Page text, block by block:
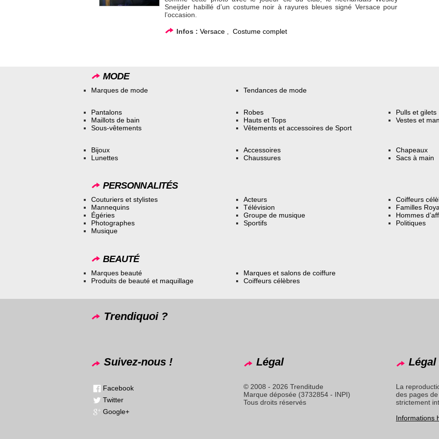
Sneijder habillé d’un costume noir à rayures bleues signé Versace pour
l’occasion.
Infos : Versace ,Costume complet
MODE
Marques de mode Tendances de mode
Pantalons
Maillots de bain
Sous-vêtements
Robes
Hauts et Tops
Vêtements et accessoires de Sport
Pulls et gilets
Vestes et
Bijoux
Lunettes
Accessoires
Chaussures
Chapeaux
Sacs à main
PERSONNALITÉS
Couturiers et stylistes
Mannequins
Égéries
Photographes
Musique
Acteurs
Télévision
Groupe de musique
Sportifs
Coiffeurs
Familles
Hommes
Politiques
BEAUTÉ
Marques beauté
Produits de beauté et maquillage
Marques et salons de coiffure
Coiffeurs célèbres
Trendiquoi ?
Suivez-nous !
Facebook
Twitter
Google+
Légal
© 2008 - 2026 Trenditude
Marque déposée (3732854 - INPI)
Tous droits réservés
Légal
La
des pages
strictement
Informations